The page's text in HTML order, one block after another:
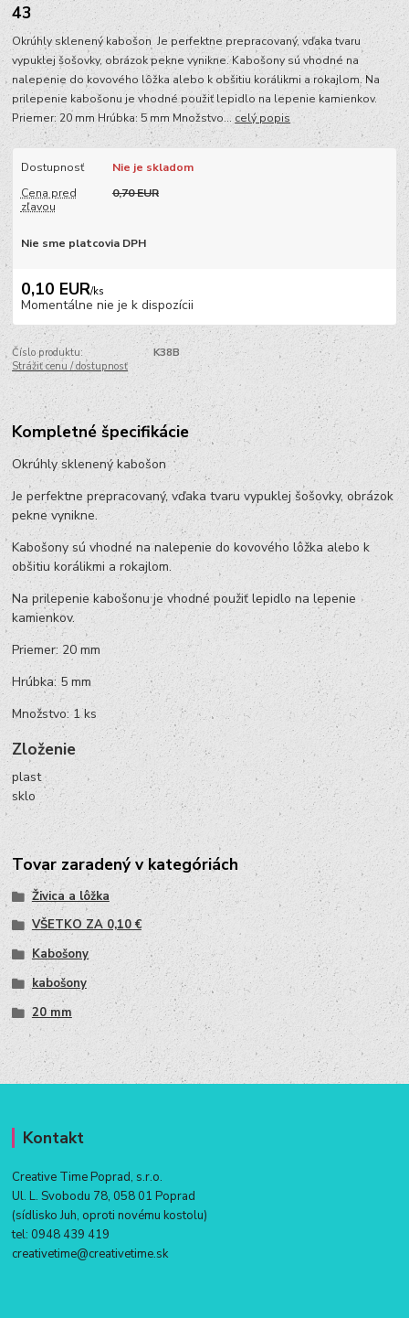
43
Okrúhly sklenený kabošon Je perfektne prepracovaný, vďaka tvaru
vypuklej šošovky, obrázok pekne vynikne. Kabošony sú vhodné na
nalepenie do kovového lôžka alebo k obšitiu korálikmi a rokajlom. Na
prilepenie kabošonu je vhodné použiť lepidlo na lepenie kamienkov.
Priemer: 20 mm Hrúbka: 5 mm Množstvo... celý popis
Dostupnosť
Nie je skladom
Cena pred
zľavou
0,70 EUR
Nie sme platcovia DPH
0,10 EUR/ks
Momentálne nie je k dispozícii
Číslo produktu:
K38B
Strážiť cenu / dostupnosť
Kompletné špecifikácie
Okrúhly sklenený kabošon
Je perfektne prepracovaný, vďaka tvaru vypuklej šošovky, obrázok
pekne vynikne.
Kabošony sú vhodné na nalepenie do kovového lôžka alebo k
obšitiu korálikmi a rokajlom.
Na prilepenie kabošonu je vhodné použiť lepidlo na lepenie
kamienkov.
Priemer: 20 mm
Hrúbka: 5 mm
Množstvo: 1 ks
Zloženie
plast
sklo
Tovar zaradený v kategóriách
Živica a lôžka
VŠETKO ZA 0,10 €
Kabošony
kabošony
20 mm
Kontakt
Creative Time Poprad, s.r.o.
Ul. L. Svobodu 78, 058 01 Poprad
(sídlisko Juh, oproti novému kostolu)
tel: 0948 439 419
creativetime@creativetime.sk